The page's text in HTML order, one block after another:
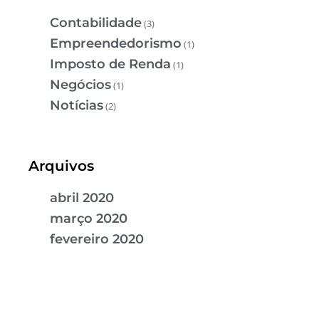
Contabilidade(3)
Empreendedorismo (1)
Imposto de Renda (1)
Negócios(1)
Notícias(2)
Arquivos
abril 2020
março 2020
fevereiro 2020